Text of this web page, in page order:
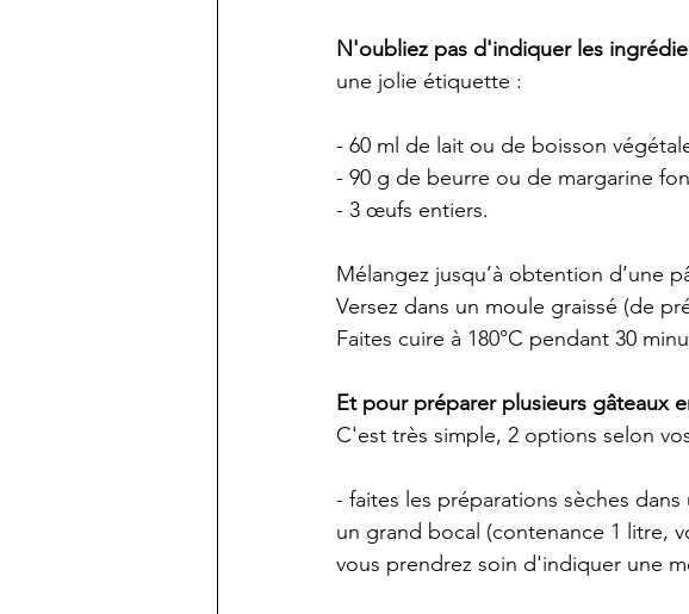
N'oubliez pas d'indiquer les
une jolie étiquette :
- 60 ml de lait ou de boisson
- 90 g de beurre ou de margarine
- 3 œufs entiers.
Mélangez jusqu’à obtention d’une
Versez dans un moule graissé (de
Faites cuire à 180°C pendant 30
Et pour préparer plusieurs gâteaux
C'est très simple, 2 options selon
- faites les préparations sèches
un grand bocal (contenance 1 litre,
vous prendrez soin d'indiquer une